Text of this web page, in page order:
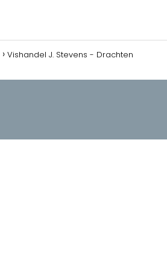
Vishandel J. Stevens - Drachten